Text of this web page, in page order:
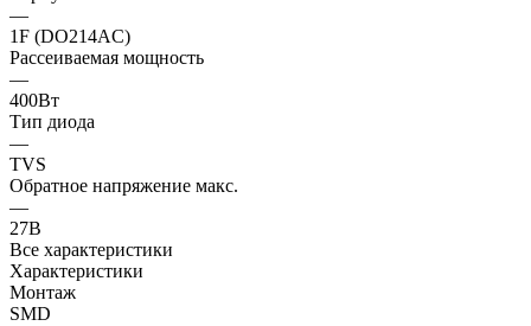
—
1F (DO214AC)
Рассеиваемая мощность
—
400Вт
Тип диода
—
TVS
Обратное напряжение макс.
—
27В
Все характеристики
Характеристики
Монтаж
SMD